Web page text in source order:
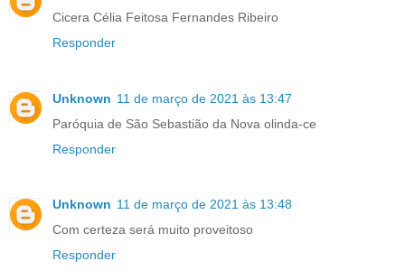
Cicera Célia Feitosa Fernandes Ribeiro
Responder
Unknown 11 de março de 2021 às 13:47
Paróquia de São Sebastião da Nova olinda-ce
Responder
Unknown 11 de março de 2021 às 13:48
Com certeza será muito proveitoso
Responder